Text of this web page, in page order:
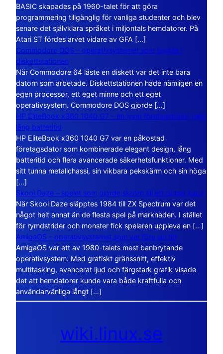
BASIC skapades på 1960-talet för att göra
programmering tillgänglig för vanliga studenter och blev
senare det självklara språket i miljontals hemdatorer. På
Atari ST fördes arvet vidare av GFA […]
Commodore DOS – operativsystemet som bodde i
diskettstationen
När Commodore 64 läste en diskett var det inte bara
datorn som arbetade. Diskettstationen hade nämligen en
egen processor, ett eget minne och ett eget
operativsystem. Commodore DOS gjorde […]
HP EliteBook x360 1040 G7 – en lyxig företagsdator med
lång batteritid
HP EliteBook x360 1040 G7 var en påkostad
företagsdator som kombinerade elegant design, lång
batteritid och flera avancerade säkerhetsfunktioner. Med
sitt tunna metallchassi, sin vikbara pekskärm och sin höga
[…]
Skool Daze – spelet som gjorde skolan till ett öppet kaos
När Skool Daze släpptes 1984 till ZX Spectrum var det
något helt annat än de flesta spel på marknaden. I stället
för rymdstrider och monster fick spelaren uppleva en […]
AmigaOS – operativsystemet som var före sin tid
AmigaOS var ett av 1980-talets mest banbrytande
operativsystem. Med grafiskt gränssnitt, effektiv
multitasking, avancerat ljud och färgstark grafik visade
det att hemdatorer kunde vara både kraftfulla och
användarvänliga långt […]
wiki.linux.se